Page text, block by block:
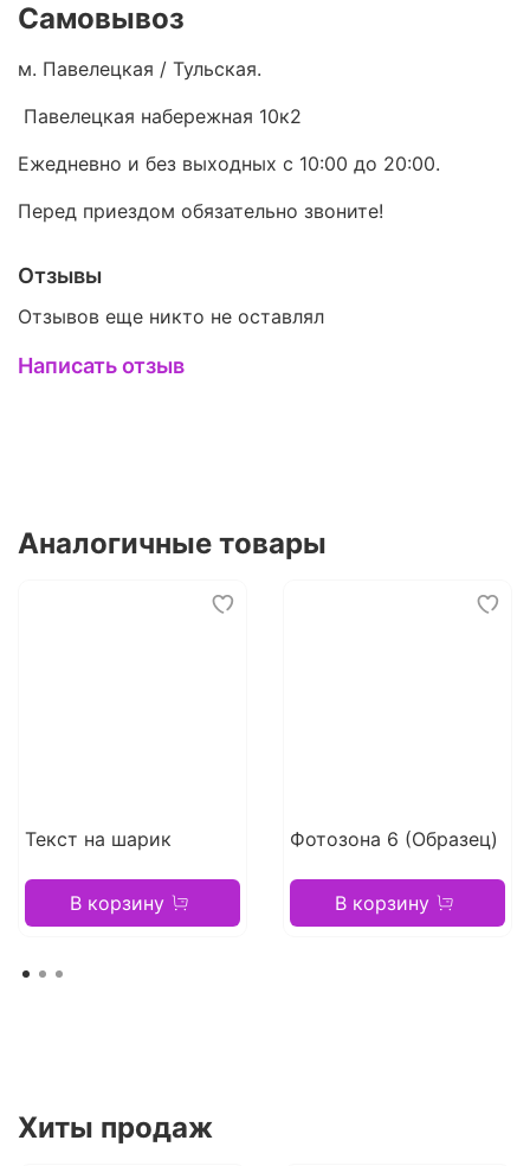
Самовывоз
м. Павелецкая / Тульская.
Павелецкая набережная 10к2
Ежедневно и без выходных с 10:00 до 20:00.
Перед приездом обязательно звоните!
Отзывы
Отзывов еще никто не оставлял
Написать отзыв
Аналогичные товары
Текст на шарик
В корзину
Фотозона 6 (Образец)
В корзину
Хиты продаж